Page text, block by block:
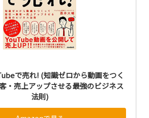
で売れ! (知識ゼロから動画をつく
・売上アップさせる最強のビジネス
法則)